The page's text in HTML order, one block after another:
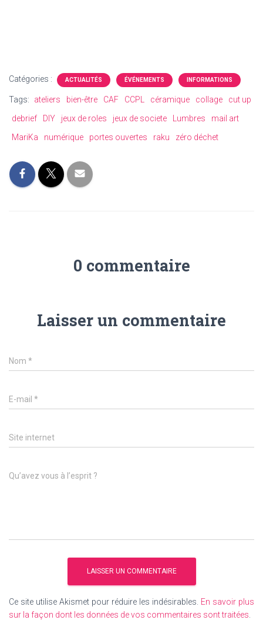
Catégories : ACTUALITÉS ÉVÉNEMENTS INFORMATIONS
Tags: ateliers bien-être CAF CCPL céramique collage
cut up
debrief
DIY jeux de roles jeux de societe Lumbres
mail art
MariKa
numérique portes ouvertes raku zéro déchet
0 commentaire
Laisser un commentaire
Nom *
E-mail *
Site internet
Qu’avez vous à l’esprit ?
Ce site utilise Akismet pour réduire les indésirables. En savoir plus
sur la façon dont les données de vos commentaires sont traitées